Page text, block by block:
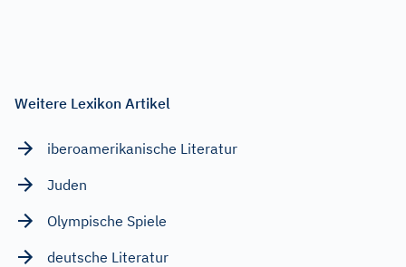
Weitere Lexikon Artikel
iberoamerikanische Literatur
Juden
Olympische Spiele
deutsche Literatur